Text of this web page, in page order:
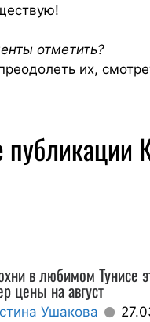
отметить?
их,
публикации
в любимом Тунисе
цены на август
Ушакова